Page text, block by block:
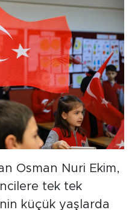
Osman Nuri Ekim,
tek tek
küçük yaşlarda